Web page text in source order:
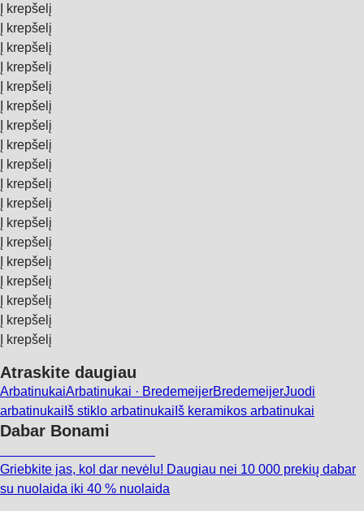
Į krepšelį
Į krepšelį
Į krepšelį
Į krepšelį
Į krepšelį
Į krepšelį
Į krepšelį
Į krepšelį
Į krepšelį
Į krepšelį
Į krepšelį
Į krepšelį
Į krepšelį
Į krepšelį
Į krepšelį
Į krepšelį
Į krepšelį
Į krepšelį
Atraskite daugiau
ArbatinukaiArbatinukai · BredemeijerBredemeijerJuodi
arbatinukai Iš stiklo arbatinukai Iš keramikos arbatinukai
Dabar Bonami
Griebkite jas, kol dar nevėlu! Daugiau nei 10 000 prekių dabar
su nuolaida iki 40 % nuolaida